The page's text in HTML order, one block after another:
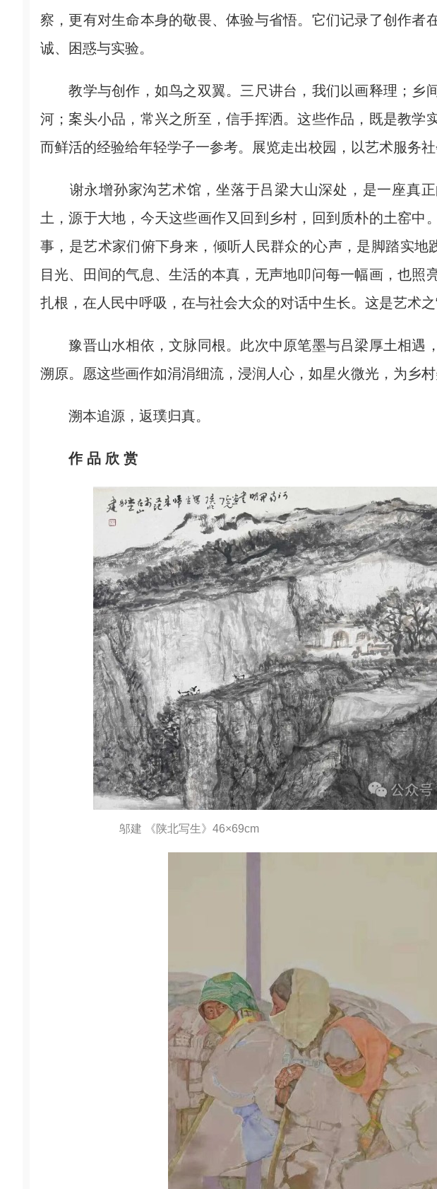
察，更有对生命本身的敬畏、体验与省悟。它们记录了创作者
诚、困惑与实验。
教学与创作，如鸟之双翼。三尺讲台，我们以画释理；乡
河；案头小品，常兴之所至，信手挥洒。这些作品，既是教学
而鲜活的经验给年轻学子一参考。展览走出校园，以艺术服务社
谢永增孙家沟艺术馆，坐落于吕梁大山深处，是一座真正
土，源于大地，今天这些画作又回到乡村，回到质朴的土窑中
事，是艺术家们俯下身来，倾听人民群众的心声，是脚踏实地
目光、田间的气息、生活的本真，无声地叩问每一幅画，也照
扎根，在人民中呼吸，在与社会大众的对话中生长。这是艺术之“
豫晋山水相依，文脉同根。此次中原笔墨与吕梁厚土相遇
溯原。愿这些画作如涓涓细流，浸润人心，如星火微光，为乡村
溯本追源，返璞归真。
作 品 欣 赏
邬建 《陕北写生》46×69cm